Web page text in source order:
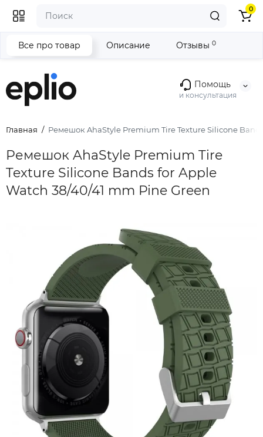
Помощь
и консультация
0
Главная Ремешок AhaStyle Premium Tire Texture Silicone
Ремешок AhaStyle Premium Tire
Texture Silicone Bands for Apple
Watch 38/40/41 mm Pine Green
Все про товар Описание Отзывы 0